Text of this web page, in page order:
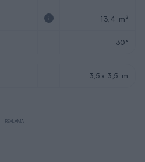
13,4 m2
30°
3,5 x 3,5 m
REKLAMA